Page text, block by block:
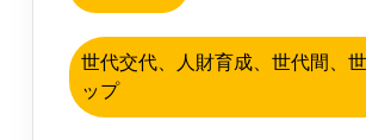
世代交代、人財育成、世代間、
ップ